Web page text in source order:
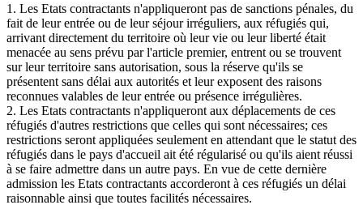
1. Les Etats contractants n'appliqueront pas de sanctions pénales, du
fait de leur entrée ou de leur séjour irréguliers, aux réfugiés qui,
arrivant directement du territoire où leur vie ou leur liberté était
menacée au sens prévu par l'article premier, entrent ou se trouvent
sur leur territoire sans autorisation, sous la réserve qu'ils se
présentent sans délai aux autorités et leur exposent des raisons
reconnues valables de leur entrée ou présence irrégulières.
2. Les Etats contractants n'appliqueront aux déplacements de ces
réfugiés d'autres restrictions que celles qui sont nécessaires; ces
restrictions seront appliquées seulement en attendant que le statut des
réfugiés dans le pays d'accueil ait été régularisé ou qu'ils aient réussi
à se faire admettre dans un autre pays. En vue de cette dernière
admission les Etats contractants accorderont à ces réfugiés un délai
raisonnable ainsi que toutes facilités nécessaires.